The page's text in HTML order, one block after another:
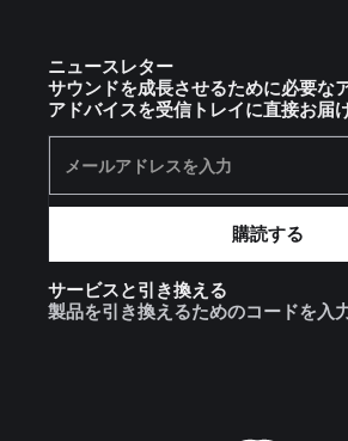
ニュースレター
サウンドを成長させるために必要な
アドバイスを受信トレイに直接お届
サービスと引き換える
製品を引き換えるためのコードを入